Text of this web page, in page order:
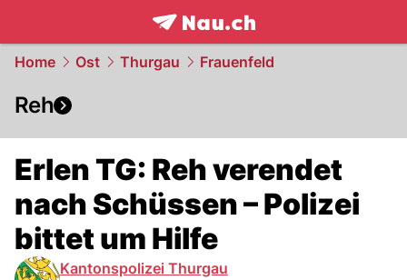
frontpage.NAU.ch
Home Ost Thurgau Frauenfeld
Reh
Erlen TG: Reh verendet
nach Schüssen – Polizei
bittet um Hilfe
Kantonspolizei Thurgau